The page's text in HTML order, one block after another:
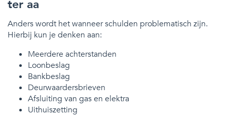
ter aa
Anders wordt het wanneer schulden problematisch zijn.
Hierbij kun je denken aan:
Meerdere achterstanden
Loonbeslag
Bankbeslag
Deurwaardersbrieven
Afsluiting van gas en elektra
Uithuiszetting